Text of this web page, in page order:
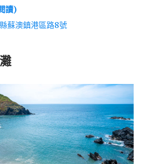
讀)
蘇澳鎮港區路8號